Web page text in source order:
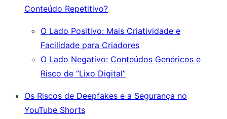
Conteúdo Repetitivo?
O Lado Positivo: Mais Criatividade e
Facilidade para Criadores
O Lado Negativo: Conteúdos Genéricos e
Risco de “Lixo Digital”
Os Riscos de Deepfakes e a Segurança no
YouTube Shorts